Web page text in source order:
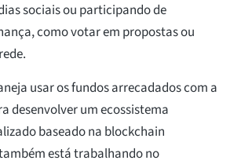
sociais ou participando de
como votar em propostas ou
usar os fundos arrecadados com a
desenvolver um ecossistema
baseado na blockchain
está trabalhando no